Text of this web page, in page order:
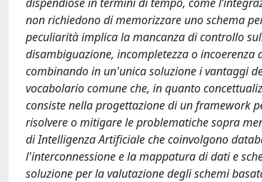
non richiedono di memorizzare uno schema
peculiarità implica la mancanza di controllo
disambiguazione, incompletezza o incoerenza
combinando in un'unica soluzione i vantaggi
vocabolario comune che, in quanto
consiste nella progettazione di un framework
risolvere o mitigare le problematiche sopra
di Intelligenza Artificiale che coinvolgono
l'interconnessione e la mappatura di dati e
soluzione per la valutazione degli schemi